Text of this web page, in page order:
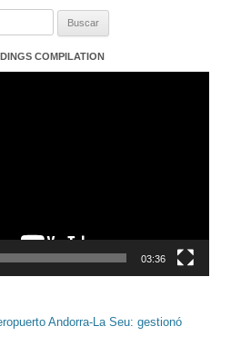
COMPILATION
03:36
Andorra-La Seu: gestionó